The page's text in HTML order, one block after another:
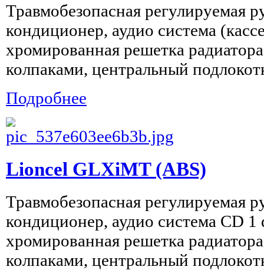
Травмобезопасная регулируемая
кондиционер, аудио система
хромированная решетка
колпаками, центральный
Подробнее
Lioncel GLXiMT (ABS)
Травмобезопасная регулируемая
кондиционер, аудио система CD
хромированная решетка
колпаками, центральный